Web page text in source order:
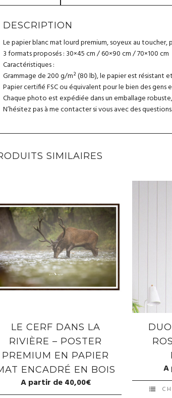
DESCRIPTION
Le papier blanc mat lourd premium, soyeux au
3 formats proposés : 30×45 cm / 60×90 cm / 70×100 cm
Caractéristiques :
Grammage de 200 g/m² (80 lb), le papier est résistant
Papier certifié FSC ou équivalent pour le bien des gens
Chaque photo est expédiée dans un emballage
N’hésitez pas à me contacter si vous avec des questions.
SIMILAIRES
LE CERF DANS LA
RIVIÈRE – POSTER
PREMIUM EN PAPIER
ENCADRÉ EN BOIS
A partir de40,00€
A